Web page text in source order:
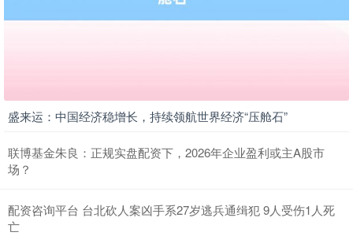
创业板指 3563.12 +47.56
盛来运：中国经济稳增长，持续领航世界经济“压舱石”
联博基金朱良：正规实盘配资下，2026年企业盈利或主A股市
场？
配资咨询平台 台北砍人案凶手系27岁逃兵通缉犯 9人受伤1人死
亡